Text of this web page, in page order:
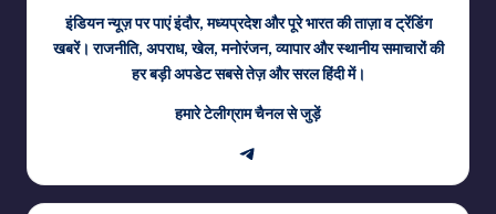
इंडियन न्यूज़ पर पाएं इंदौर, मध्यप्रदेश और पूरे भारत की ताज़ा व ट्रेंडिंग
खबरें। राजनीति, अपराध, खेल, मनोरंजन, व्यापार और स्थानीय समाचारों की
हर बड़ी अपडेट सबसे तेज़ और सरल हिंदी में।
हमारे टेलीग्राम चैनल से जुड़ें
Telegram